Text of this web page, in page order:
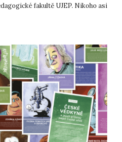
fakultě UJEP. Nikoho asi